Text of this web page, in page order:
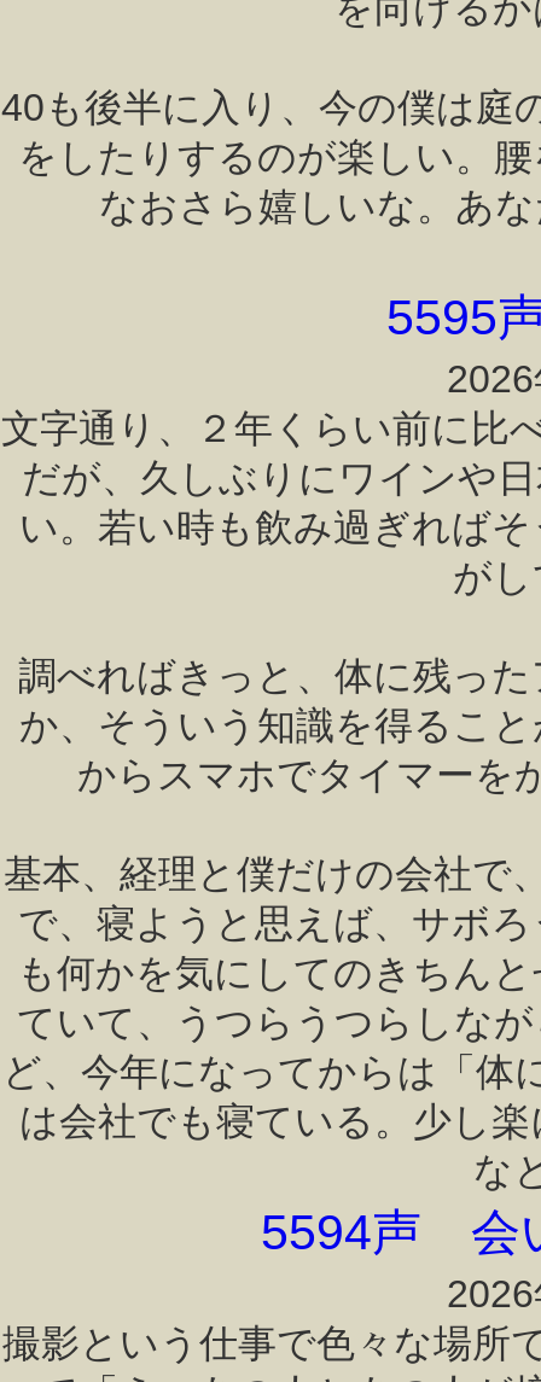
40も後半に入り、今の僕は庭
をしたりするのが楽しい。
なおさら嬉しいな。あ
5595
文字通り、２年くらい前に比
だが、久しぶりにワインや
い。若い時も飲み過ぎれば
が
調べればきっと、体に残っ
か、そういう知識を得るこ
からスマホでタイマーを
基本、経理と僕だけの会社で
で、寝ようと思えば、サボ
も何かを気にしてのきちん
ていて、うつらうつらしな
ど、今年になってからは「体
は会社でも寝ている。少し
な
5594声 会
撮影という仕事で色々な場所